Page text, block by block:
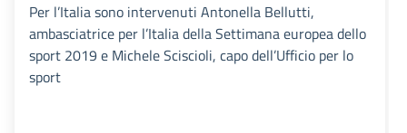
Per l’Italia sono intervenuti Antonella Bellutti,
ambasciatrice per l’Italia della Settimana europea dello
sport 2019 e Michele Sciscioli, capo dell’Ufficio per lo
sport